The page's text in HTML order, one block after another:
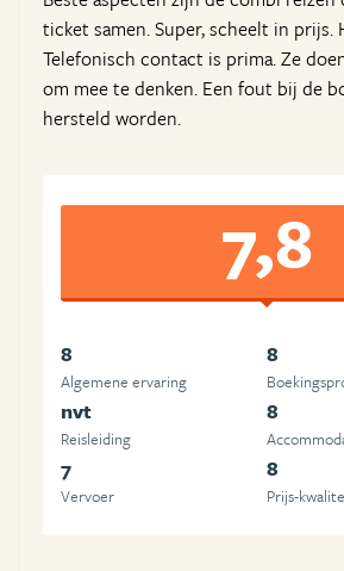
ticket samen. Super, scheelt in prijs.
Telefonisch contact is prima. Ze
om mee te denken. Een fout bij de
hersteld worden.
7,8
8
Algemene ervaring
8
nvt
Reisleiding
8
7
Vervoer
8
Prijs-